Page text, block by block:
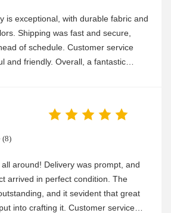
is exceptional, with durable fabric and
Shipping was fast and secure,
of schedule. Customer service
and friendly. Overall, a fantastic
(8)
around! Delivery was prompt, and
arrived in perfect condition. The
and it sevident that great
into crafting it. Customer service